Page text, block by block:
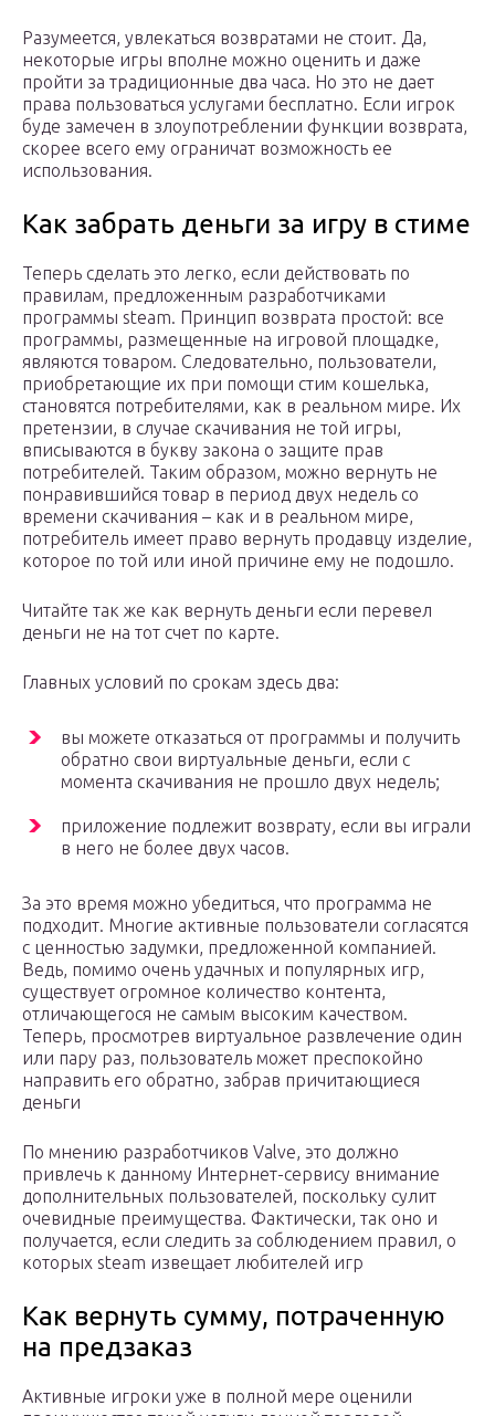
Разумеется, увлекаться возвратами не стоит. Да,
некоторые игры вполне можно оценить и даже
пройти за традиционные два часа. Но это не дает
права пользоваться услугами бесплатно. Если игрок
буде замечен в злоупотреблении функции возврата,
скорее всего ему ограничат возможность ее
использования.
Как забрать деньги за игру в стиме
Теперь сделать это легко, если действовать по
правилам, предложенным разработчиками
программы steam. Принцип возврата простой: все
программы, размещенные на игровой площадке,
являются товаром. Следовательно, пользователи,
приобретающие их при помощи стим кошелька,
становятся потребителями, как в реальном мире. Их
претензии, в случае скачивания не той игры,
вписываются в букву закона о защите прав
потребителей. Таким образом, можно вернуть не
понравившийся товар в период двух недель со
времени скачивания – как и в реальном мире,
потребитель имеет право вернуть продавцу изделие,
которое по той или иной причине ему не подошло.
Читайте так же как вернуть деньги если перевел
деньги не на тот счет по карте.
Главных условий по срокам здесь два:
вы можете отказаться от программы и получить
обратно свои виртуальные деньги, если с
момента скачивания не прошло двух недель;
приложение подлежит возврату, если вы играли
в него не более двух часов.
За это время можно убедиться, что программа не
подходит. Многие активные пользователи согласятся
с ценностью задумки, предложенной компанией.
Ведь, помимо очень удачных и популярных игр,
существует огромное количество контента,
отличающегося не самым высоким качеством.
Теперь, просмотрев виртуальное развлечение один
или пару раз, пользователь может преспокойно
направить его обратно, забрав причитающиеся
деньги
По мнению разработчиков Valve, это должно
привлечь к данному Интернет-сервису внимание
дополнительных пользователей, поскольку сулит
очевидные преимущества. Фактически, так оно и
получается, если следить за соблюдением правил, о
которых steam извещает любителей игр
Как вернуть сумму, потраченную
на предзаказ
Активные игроки уже в полной мере оценили